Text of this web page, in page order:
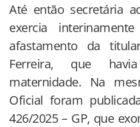
Até então secretária
exercia
afastamento da
Ferreira, que
maternidade. Na
Oficial foram
426/2025 – GP, que